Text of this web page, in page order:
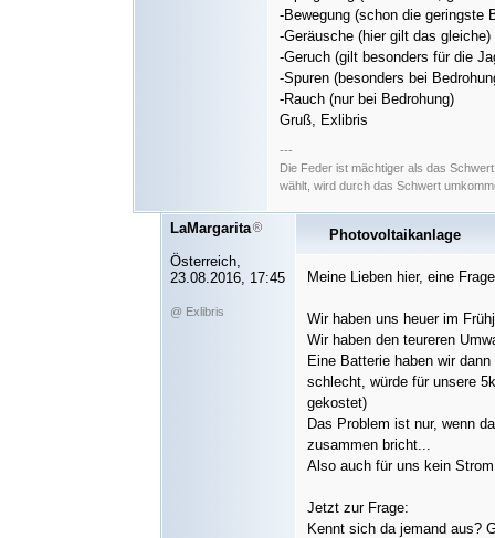
-Bewegung (schon die geringste
-Geräusche (hier gilt das gleiche)
-Geruch (gilt besonders für die
-Spuren (besonders bei
-Rauch (nur bei Bedrohung)
Gruß, Exlibris
---
Die Feder ist mächtiger als das
wählt, wird durch das Schwert
LaMargarita
Österreich,
23.08.2016, 17:45
@ Exlibris
Photovoltaikanlage
Meine Lieben hier, eine
Wir haben uns heuer im
Wir haben den teureren
Eine Batterie haben wir
schlecht, würde für unsere
gekostet)
Das Problem ist nur, wenn
zusammen bricht...
Also auch für uns kein
Jetzt zur Frage:
Kennt sich da jemand aus?